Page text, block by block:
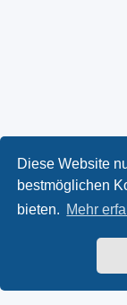
Diese Website
bestmöglichen
bieten. Mehr